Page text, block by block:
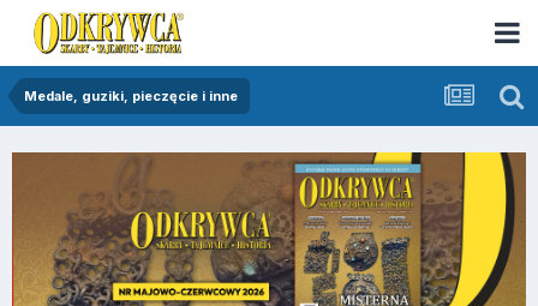
Medale, guziki, pieczęcie i inne